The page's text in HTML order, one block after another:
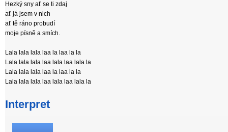
Hezký sny ať se ti zdaj
ať já jsem v nich
ať tě ráno probudí
moje písně a smích.
Lala lala lala laa la laa la la
Lala lala lala laa lala laa lala la
Lala lala lala laa la laa la la
Lala lala lala laa lala laa lala la
Interpret